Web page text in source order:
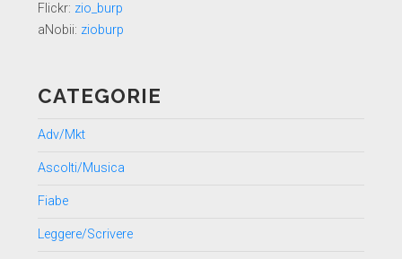
Flickr: zio_burp
aNobii: zioburp
CATEGORIE
Adv/Mkt
Ascolti/Musica
Fiabe
Leggere/Scrivere